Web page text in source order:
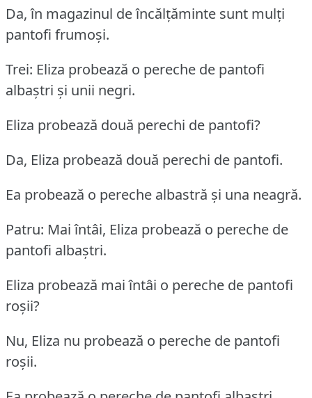
Da, în magazinul de încălțăminte sunt mulți
pantofi frumoși.
Trei: Eliza probează o pereche de pantofi
albaștri și unii negri.
Eliza probează două perechi de pantofi?
Da, Eliza probează două perechi de pantofi.
Ea probează o pereche albastră și una neagră.
Patru: Mai întâi, Eliza probează o pereche de
pantofi albaștri.
Eliza probează mai întâi o pereche de pantofi
roșii?
Nu, Eliza nu probează o pereche de pantofi
roșii.